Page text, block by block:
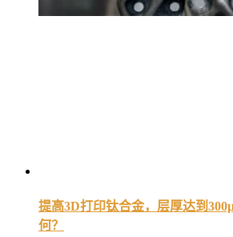
提高3D打印钛合金，层厚达到
何？